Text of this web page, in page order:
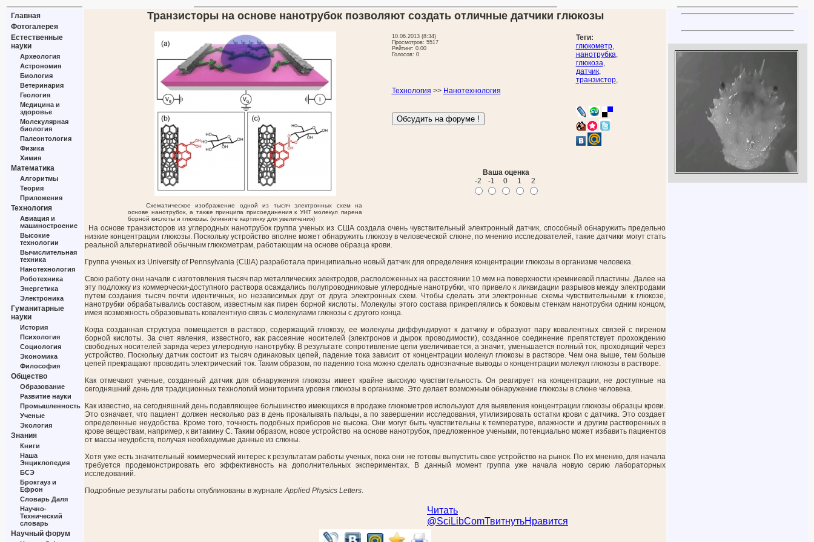
Главная
Фотогалерея
Естественные
науки
Археология
Астрономия
Биология
Ветеринария
Геология
Медицина и
здоровье
Молекулярная
биология
Палеонтология
Физика
Химия
Математика
Алгоритмы
Теория
Приложения
Технология
Авиация и
машиностроение
Высокие
технологии
Вычислительная
техника
Нанотехнология
Роботехника
Энергетика
Электроника
Гуманитарные
науки
История
Психология
Социология
Экономика
Философия
Общество
Образование
Развитие науки
Промышленность
Ученые
Экология
Знания
Книги
Наша
Энциклопедия
БСЭ
Брокгауз и
Ефрон
Словарь Даля
Научно-
Технический
словарь
Научный форум
Транзисторы на основе нанотрубок позволяют создать отличные датчики глюкозы
Схематическое изображение одной из тысяч электронных схем на
основе нанотрубок, а также принципа присоединения к УНТ молекул пирена
борной кислоты и глюкозы. (кликните картинку для увеличения)
10.06.2013 (8:34)
Просмотров: 5517
Рейтинг: 0.00
Голосов: 0
Теги:
глюкометр,
нанотрубка,
глюкоза,
датчик,
транзистор,
Технология >> Нанотехнология
Ваша оценка
-2
-1 0 1 2
На основе транзисторов из углеродных нанотрубок группа ученых из США создала очень чувствительный электронный датчик, способный обнаружить предельно
низкие концентрации глюкозы. Поскольку устройство вполне может обнаружить глюкозу в человеческой слюне, по мнению исследователей, такие датчики могут стать
реальной альтернативой обычным глюкометрам, работающим на основе образца крови.
Группа ученых из University of Pennsylvania (США) разработала принципиально новый датчик для определения концентрации глюкозы в организме человека.
Свою работу они начали с изготовления тысяч пар металлических электродов, расположенных на расстоянии 10 мкм на поверхности кремниевой пластины. Далее на
эту подложку из коммерчески-доступного раствора осаждались полупроводниковые углеродные нанотрубки, что привело к ликвидации разрывов между электродами
путем создания тысяч почти идентичных, но независимых друг от друга электронных схем. Чтобы сделать эти электронные схемы чувствительными к глюкозе,
нанотрубки обрабатывались составом, известным как пирен борной кислоты. Молекулы этого состава прикреплялись к боковым стенкам нанотрубки одним концом,
имея возможность образовывать ковалентную связь с молекулами глюкозы с другого конца.
Когда созданная структура помещается в раствор, содержащий глюкозу, ее молекулы диффундируют к датчику и образуют пару ковалентных связей с пиреном
борной кислоты. За счет явления, известного, как рассеяние носителей (электронов и дырок проводимости), созданное соединение препятствует прохождению
свободных носителей заряда черезуглеродную нанотрубку. В результате сопротивление цепи увеличивается, а значит, уменьшается полный ток, проходящий через
устройство. Поскольку датчик состоит из тысяч одинаковых цепей, падение тока зависит от концентрации молекул глюкозы в растворе. Чем она выше, тем больше
цепей прекращают проводить электрический ток. Таким образом, по падению тока можно сделать однозначные выводы о концентрации молекул глюкозы в растворе.
Как отмечают ученые, созданный датчик для обнаружения глюкозы имеет крайне высокую чувствительность. Он реагирует на концентрации, не доступные на
сегодняшний день для традиционных технологий мониторинга уровня глюкозы в организме. Это делает возможным обнаружение глюкозы в слюне человека.
Как известно, на сегодняшний день подавляющее большинство имеющихся в продаже глюкометров используют для выявления концентрации глюкозы образцы крови.
Это означает, что пациент должен несколько раз в день прокалывать пальцы, а по завершении исследования, утилизировать остатки крови с датчика. Это создает
определенные неудобства. Кроме того, точность подобных приборов не высока. Они могут быть чувствительны к температуре, влажности и другим растворенных в
крове веществам, например, к витамину C. Таким образом, новое устройство на основе нанотрубок, предложенное учеными, потенциально может избавить пациентов
от массы неудобств, получая необходимые данные из слюны.
Хотя уже есть значительный коммерческий интерес к результатам работы ученых, пока они не готовы выпустить свое устройство на рынок. По их мнению, для начала
требуется продемонстрировать его эффективность на дополнительных экспериментах. В данный момент группа уже начала новую серию лабораторных
исследований.
Подробные результаты работы опубликованы в журналеApplied Physics Letters.
Читать
@SciLibComТвитнутьНравится